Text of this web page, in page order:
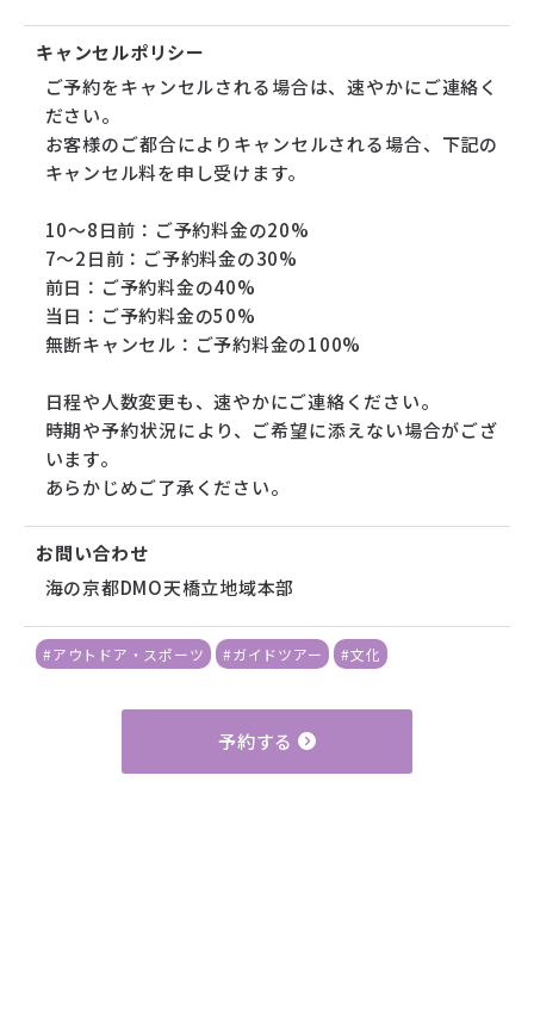
キャンセルポリシー
ご予約をキャンセルされる場合は、速やかにご連絡く
ださい。
お客様のご都合によりキャンセルされる場合、下記の
キャンセル料を申し受けます。
10～8日前：ご予約料金の20%
7～2日前：ご予約料金の30%
前日：ご予約料金の40%
当日：ご予約料金の50%
無断キャンセル：ご予約料金の100%
日程や人数変更も、速やかにご連絡ください。
時期や予約状況により、ご希望に添えない場合がござ
います。
あらかじめご了承ください。
お問い合わせ
海の京都DMO天橋立地域本部
#アウトドア・スポーツ #ガイドツアー #文化
予約する